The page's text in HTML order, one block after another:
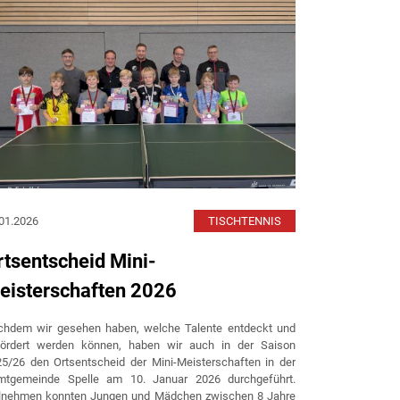
TISCHTENNIS
Mini-
2026
wir gesehen haben, welche Talente entdeckt und
werden können, haben wir auch in der Saison
26 den Ortsentscheid der Mini-Meisterschaften in der
Spelle am 10. Januar 2026 durchgeführt.
konnten Jungen und Mädchen zwischen 8 Jahre